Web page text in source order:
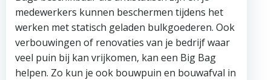
medewerkers kunnen beschermen tijdens het
werken met statisch geladen bulkgoederen. Ook
verbouwingen of renovaties van je bedrijf waar
veel puin bij kan vrijkomen, kan een Big Bag
helpen. Zo kun je ook bouwpuin en bouwafval in